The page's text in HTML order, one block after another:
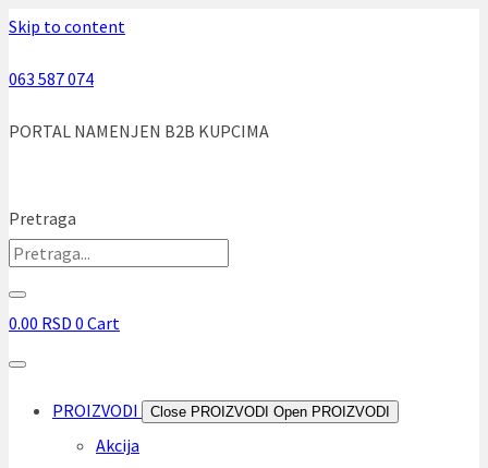
Skip to content
063 587 074
PORTAL NAMENJEN B2B KUPCIMA
Pretraga
0.00 RSD 0 Cart
PROIZVODI Close PROIZVODI Open PROIZVODI
Akcija